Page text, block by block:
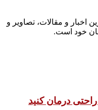
اخبار و مقالات، تصاویر و
خود است.
درمان کنید